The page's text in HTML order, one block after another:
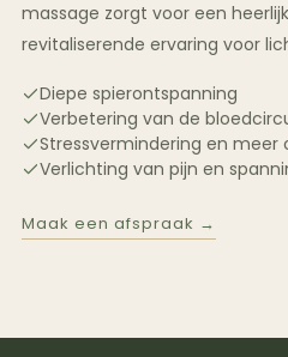
massage zorgt voor een
revitaliserende ervaring voor
Diepe spierontspanning
Verbetering van de
Stressvermindering en meer
Verlichting van pijn en
Maak een afspraak →